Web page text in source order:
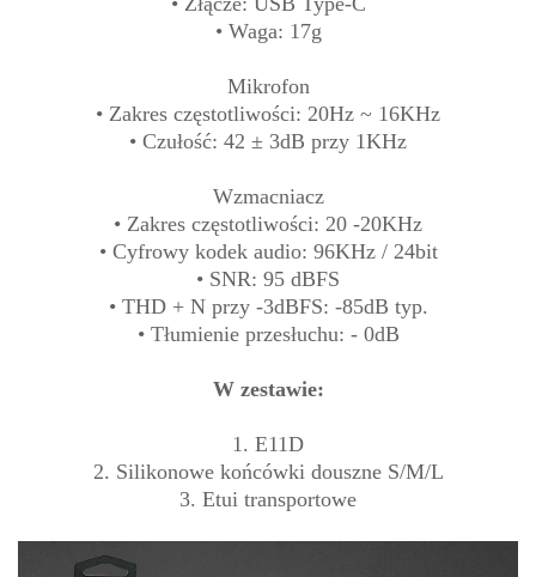
• Waga: 17g
Mikrofon
• Zakres częstotliwości: 20Hz ~ 16KHz
• Czułość: 42 ± 3dB przy 1KHz
Wzmacniacz
• Zakres częstotliwości: 20 -20KHz
• Cyfrowy kodek audio: 96KHz / 24bit
• SNR: 95 dBFS
• THD + N przy -3dBFS: -85dB typ.
• Tłumienie przesłuchu: - 0dB
W zestawie:
1. E11D
2. Silikonowe końcówki douszne S/M/L
3. Etui transportowe